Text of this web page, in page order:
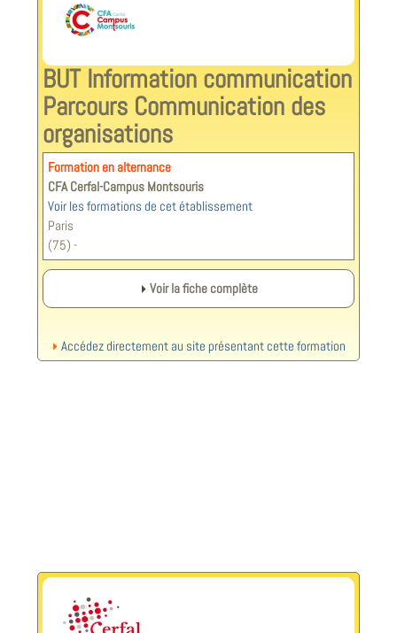
BUT Information communication
Parcours Communication des
organisations
Formation en alternance
CFA Cerfal-Campus Montsouris
Voir les formations de cet établissement
Paris
(75) -
Voir la fiche complète
Accédez directement au site présentant cette formation